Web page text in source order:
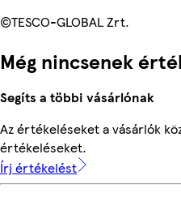
©TESCO-GLOBAL Zrt.
Még nincsenek
Segíts a többi vásárlónak
Az értékeléseket a vásárlók
értékeléseket.
Írj értékelést